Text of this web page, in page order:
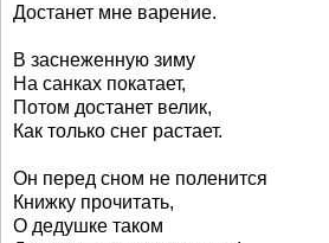
Достанет мне варение.
В заснеженную зиму
На санках покатает,
Потом достанет велик,
Как только снег растает.
Он перед сном не поленится
Книжку прочитать,
О дедушке таком